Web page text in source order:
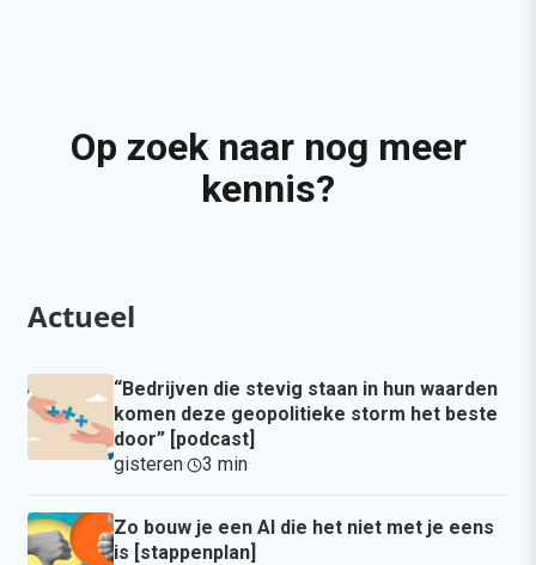
Op zoek naar nog meer
kennis?
Actueel
“Bedrijven die stevig staan in hun waarden
komen deze geopolitieke storm het beste
door” [podcast]
gisteren· 3 min·
Zo bouw je een AI die het niet met je eens
is [stappenplan]